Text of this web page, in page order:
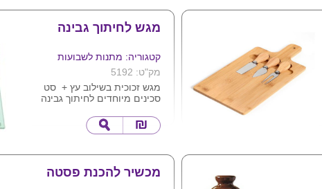
מגש לחיתוך גבינה
קטגוריה: מתנות לשבועות
מק"ט: 5192
מגש זכוכית בשילוב עץ + סט
סכינים מיוחדים לחיתוך גבינה
גודל: 20X30 ס''מ
מכשיר להכנת פסטה